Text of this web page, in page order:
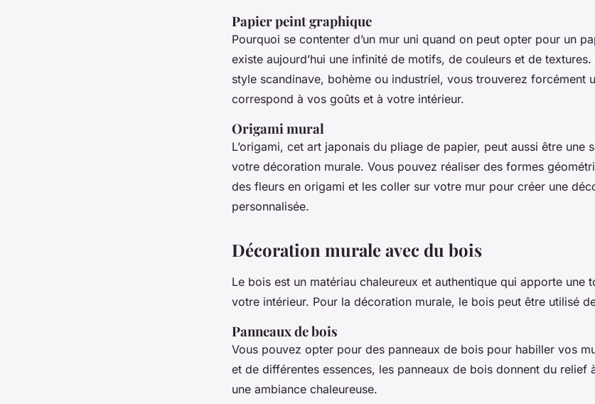
Papier peint graphique
Pourquoi se contenter d’un mur uni quand on peut opter pour un
existe aujourd’hui une infinité de motifs, de couleurs et de
style scandinave, bohème ou industriel, vous trouverez forcément
correspond à vos goûts et à votre intérieur.
Origami mural
L’origami, cet art japonais du pliage de papier, peut aussi être une
votre décoration murale. Vous pouvez réaliser des formes
des fleurs en origami et les coller sur votre mur pour créer une
personnalisée.
Décoration murale avec du bois
Le bois est un matériau chaleureux et authentique qui apporte une
votre intérieur. Pour la décoration murale, le bois peut être utilisé
Panneaux de bois
Vous pouvez opter pour des panneaux de bois pour habiller vos
et de différentes essences, les panneaux de bois donnent du relief
une ambiance chaleureuse.